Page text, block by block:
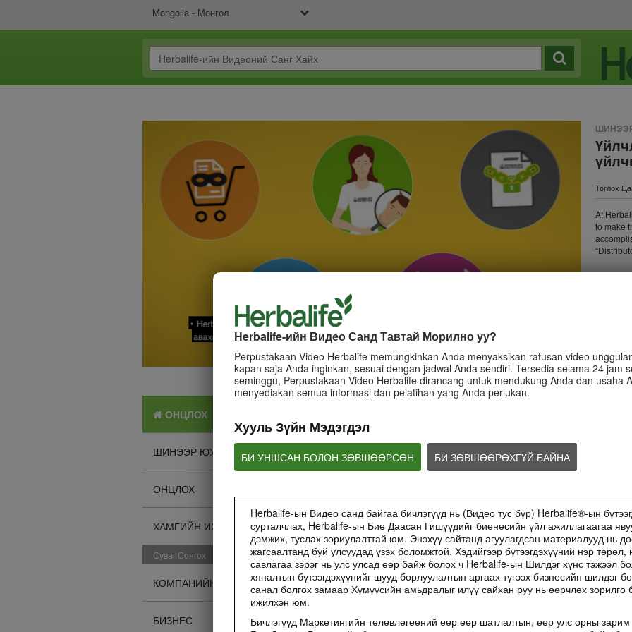
Mongolia - Монгол
Herbalife-ийн Видео Санд Тавтай Морилно уу?
Perpustakaan Video Herbalife memungkinkan Anda menyaksikan ratusan video
kapan saja Anda inginkan, sesuai dengan jadwal Anda sendiri. Tersedia selama 24 jam
seminggu, Perpustakaan Video Herbalife dirancang untuk mendukung Anda dan usaha
menyediakan semua informasi dan pelatihan yang Anda perlukan.
Хууль Зүйн Мэдэгдэл
БИ УНШСАН БОЛОН ЗӨВШӨӨРСӨН БИ ЗӨВШӨӨРӨХГҮЙ БАЙНА
Herbalife-ын Видео санд байгаа бичлэгүүд нь (Видео тус бүр) Herbalife®-ын
сурталчлах, Herbalife-ын Бие Даасан Гишүүдийг биенесийн үйл ажиллагаагаа
дэмжих, туслах зориулалттай юм. Энэхүү сайтанд агуулагдсан материалууд нь
жагсаалтанд буй улсуудад үзэх боломжтой. Хэдийгээр бүтээгдэхүүний нэр төрөл,
савлагаа зэрэг нь улс улсад өөр байж болох ч Herbalife-ын Шилдэг хүнс тэжээл
хяналтын бүтээгдэхүүнийг шууд борлуулалтын аргаах түгээх бизнесийн шилдэг
санал болгох замаар Хүмүүсийн амьдралыг илүү сайхан руу нь өөрчлөх зорилго
ижилхэн юм.
Бичлэгүүд Маркетингийн төлөвлөгөөний өөр өөр шатлалтын, өөр улс орны
Тоглох
At
to make
ОНЦЛОХ
ШИНЭЭР ЮУ БАЙНА?
ОНЦЛОХ
ХАМГИЙН ИХ ҮЗСЭН
Суваг Сонгох
КОМПАНИЙН ТУХАЙ
БИЗНЕС
Mаркетплейс буюу цахим
худалдааны талбараар
herbalife-ын бүтээгдэхүүн
борлуулах нь хориотой
Яагаад Herbalife бүтээгдэхүүнийг
маркетплейс буюу цахим
худалдааны платформоор
борлуулахыг хориглодог вэ, мөн
ийм төрлийн борлуулалт хийсэн
тохиолдолд ямар арга хэмжээ
Үйлчлүүлэгчид үзүүлэх
үйлчилгээ
Herbalife нь зоригтой боловч
маш энгийн зорилготой. Бид
үзүүлж буй үйлчилгээнийхээ
давуу талуудад тулгуурлаж
энэхүү зорилгодоо хүрдэг.
Спонсорлолт
Спонсор ба түүний
багийн Бие Даасан
хоорондын
Herbalife-ын
Маркетингийн
үндэс суурь болдог.